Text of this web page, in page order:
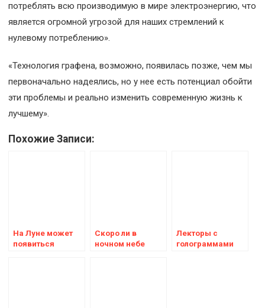
потреблять всю производимую в мире электроэнергию, что
является огромной угрозой для наших стремлений к
нулевому потреблению».
«Технология графена, возможно, появилась позже, чем мы
первоначально надеялись, но у нее есть потенциал обойти
эти проблемы и реально изменить современную жизнь к
лучшему».
Похожие Записи:
На Луне может
появиться
Скоро ли в
ночном небе
Лекторы с
голограммами